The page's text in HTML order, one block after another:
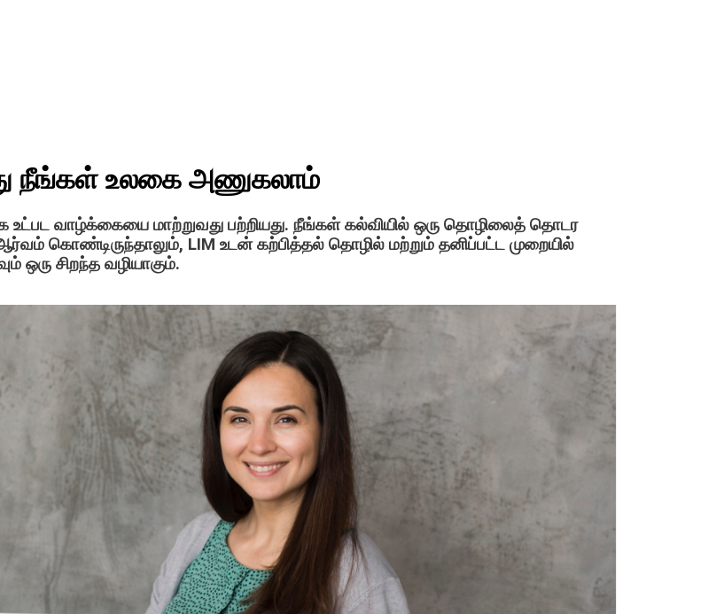
நீங்கள் உலகை அணுகலாம்
வாழ்க்கையை மாற்றுவது பற்றியது. நீங்கள் கல்வியில் ஒரு தொழிலைத் தொடர
ஆர்வம் கொண்டிருந்தாலும், LIM உடன் கற்பித்தல் தொழில் மற்றும் தனிப்பட்ட முறையில்
ஒரு சிறந்த வழியாகும்.